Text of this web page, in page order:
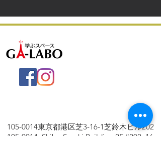
105-0014東京都港区芝3-16‐1芝鈴木ビル202
105-0014 Shiba-Suzuki Building 2F #202, 16-